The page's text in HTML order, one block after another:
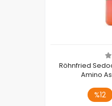
Röhnfried
Amino
%12